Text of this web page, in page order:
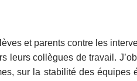
et parents contre les
collègues de travail.
sur la stabilité des